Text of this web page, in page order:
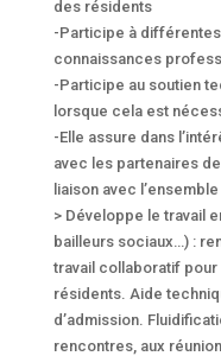
des résidents
-Participe à
connaissances
-Participe au soutien
lorsque cela est
-Elle assure dans
avec les partenaires
liaison avec
> Développe le travail
bailleurs sociaux…) :
travail collaboratif
résidents. Aide
d’admission.
rencontres, aux